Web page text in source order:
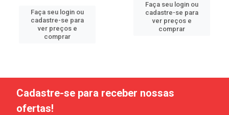
Faça seu login ou
cadastre-se para
ver preços e
comprar
Faça seu login ou
cadastre-se para
ver preços e
comprar
Cadastre-se para receber nossas
ofertas!